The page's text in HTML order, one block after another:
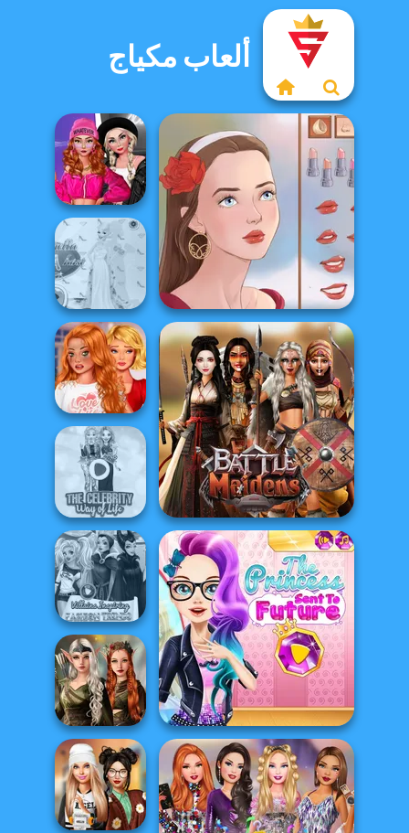
ألعاب مكياج
Portrait Maker
Battle Maidens
The Princess Sent To The
Futur...
Fashion Wars
Monochrome Vs
Rai...
Princess Gala
Host
Bestie To The
Rescue Breakup
P...
The Celebrity Way
Of Life
Villains Inspiring
Fashion Tre...
Elven Kingdom
Forest Of
Wonder...